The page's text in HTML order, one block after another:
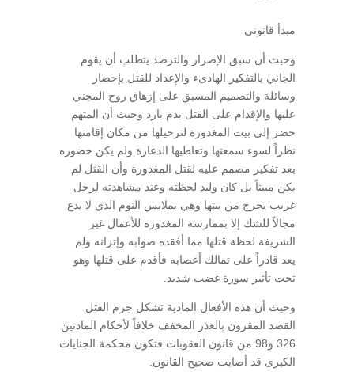
مبدأ قانوني
وحيث أن سبق الإصرار والترصد يتطلب أن يقوم
الجاني بالتفكير الهادىء والإعداد للقتل بإحضار
وسائلة والتصميم المسبق على إزهاق روح المجني
عليها والإقدام على القتل بدم بارد وحيث أن المتهم
حضر إلى بيت المغدورة لترحيلها من مكان إقامتها
نظراً لسوء سمعتها وتعاطيها الدعارة ولم يكن حضوره
بعد تفكير مصمم عليه لقتل المغدورة وأن القتل لم
يكن مبيتاً بل كان وليد لحظته وعند مشاهدته لرجل
غريب يخرج من بيتها وهي بملابس النوم الذي لا يدع
مجالاً للشك إلا بممارسة المغدورة للأعمال غير
الشريفة لحظة قتلها مما أفقده صوابه وإتزانه ولم
يعد قادراً على تمالك أعصابه فأقدم على قتلها وهو
تحت تأثير سورة غضب شديد.
وحيث أن هذه الأفعال المادية تشكل جرم القتل
القصد المقرون بالعذر المخفف خلافاً لأحكام المادتين
326 و98 من قانون العقوبات فتكون محكمة الجنايات
الكبرى قد أصابت صحيح القانون.